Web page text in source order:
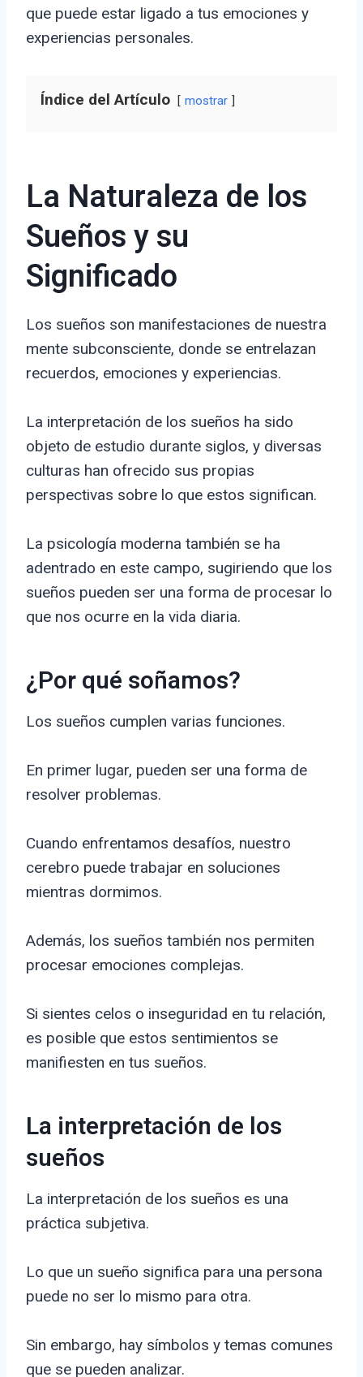
que puede estar ligado a tus emociones y
experiencias personales.
Índice del Artículo mostrar
La Naturaleza de los
Sueños y su
Significado
Los sueños son manifestaciones de nuestra
mente subconsciente, donde se entrelazan
recuerdos, emociones y experiencias.
La interpretación de los sueños ha sido
objeto de estudio durante siglos, y diversas
culturas han ofrecido sus propias
perspectivas sobre lo que estos significan.
La psicología moderna también se ha
adentrado en este campo, sugiriendo que los
sueños pueden ser una forma de procesar lo
que nos ocurre en la vida diaria.
¿Por qué soñamos?
Los sueños cumplen varias funciones.
En primer lugar, pueden ser una forma de
resolver problemas.
Cuando enfrentamos desafíos, nuestro
cerebro puede trabajar en soluciones
mientras dormimos.
Además, los sueños también nos permiten
procesar emociones complejas.
Si sientes celos o inseguridad en tu relación,
es posible que estos sentimientos se
manifiesten en tus sueños.
La interpretación de los
sueños
La interpretación de los sueños es una
práctica subjetiva.
Lo que un sueño significa para una persona
puede no ser lo mismo para otra.
Sin embargo, hay símbolos y temas comunes
que se pueden analizar.